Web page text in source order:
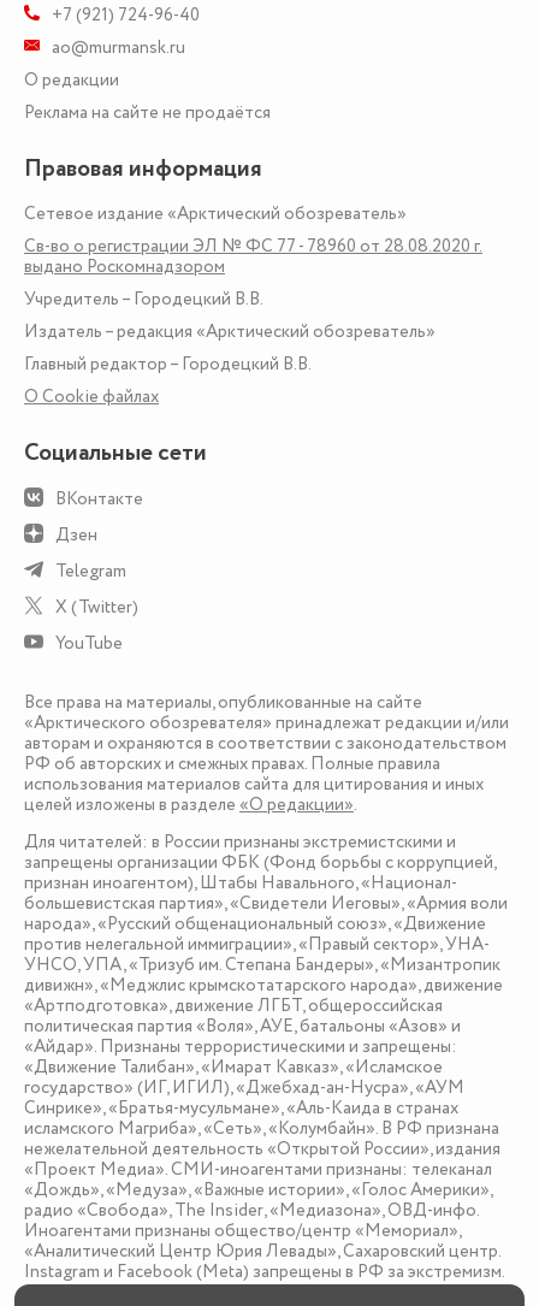
+7 (921) 724-96-40
ao@murmansk.ru
О редакции
Реклама на сайте не продаётся
Правовая информация
Сетевое издание «Арктический обозреватель»
Св-во о регистрации ЭЛ № ФС 77 - 78960 от 28.08.2020 г.
выдано Роскомнадзором
Учредитель – Городецкий В.В.
Издатель – редакция «Арктический обозреватель»
Главный редактор – Городецкий В.В.
О Сookie файлах
Социальные сети
ВКонтакте
Дзен
Telegram
X (Twitter)
YouTube
Все права на материалы, опубликованные на сайте
«Арктического обозревателя» принадлежат редакции и/или
авторам и охраняются в соответствии с законодательством
РФ об авторских и смежных правах. Полные правила
использования материалов сайта для цитирования и иных
целей изложены в разделе «О редакции».
Для читателей: в России признаны экстремистскими и
запрещены организации ФБК (Фонд борьбы с коррупцией,
признан иноагентом), Штабы Навального, «Национал-
большевистская партия», «Свидетели Иеговы», «Армия воли
народа», «Русский общенациональный союз», «Движение
против нелегальной иммиграции», «Правый сектор», УНА-
УНСО, УПА, «Тризуб им. Степана Бандеры», «Мизантропик
дивижн», «Меджлис крымскотатарского народа», движение
«Артподготовка», движение ЛГБТ, общероссийская
политическая партия «Воля», АУЕ, батальоны «Азов» и
«Айдар». Признаны террористическими и запрещены:
«Движение Талибан», «Имарат Кавказ», «Исламское
государство» (ИГ, ИГИЛ), «Джебхад-ан-Нусра», «АУМ
Синрике», «Братья-мусульмане», «Аль-Каида в странах
исламского Магриба», «Сеть», «Колумбайн». В РФ признана
нежелательной деятельность «Открытой России», издания
«Проект Медиа». СМИ-иноагентами признаны: телеканал
«Дождь», «Медуза», «Важные истории», «Голос Америки»,
радио «Свобода», The Insider, «Медиазона», ОВД-инфо.
Иноагентами признаны общество/центр «Мемориал»,
«Аналитический Центр Юрия Левады», Сахаровский центр.
Instagram и Facebook (Metа) запрещены в РФ за экстремизм.